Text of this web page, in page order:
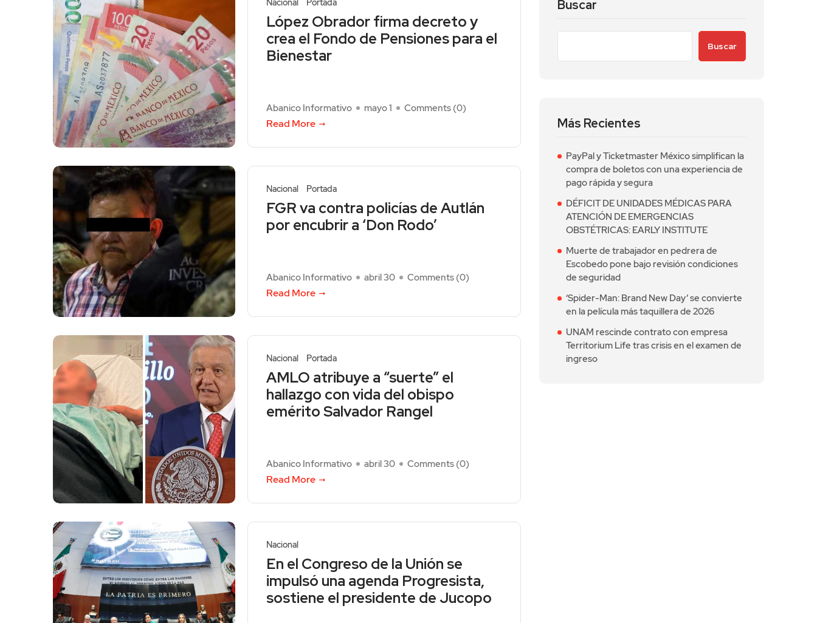
Nacional Portada
López Obrador firma decreto y
crea el Fondo de Pensiones para el
Bienestar
Abanico Informativo mayo 1 Comments (0)
Read More
Nacional Portada
FGR va contra policías de Autlán
por encubrir a ‘Don Rodo’
Abanico Informativo abril 30 Comments (0)
Read More
Nacional Portada
AMLO atribuye a “suerte” el
hallazgo con vida del obispo
emérito Salvador Rangel
Abanico Informativo abril 30 Comments (0)
Read More
Nacional
En el Congreso de la Unión se
impulsó una agenda Progresista,
sostiene el presidente de Jucopo
Buscar
Buscar
Más Recientes
PayPal y Ticketmaster México simplifican la
compra de boletos con una experiencia de
pago rápida y segura
DÉFICIT DE UNIDADES MÉDICAS PARA
ATENCIÓN DE EMERGENCIAS
OBSTÉTRICAS: EARLY INSTITUTE
Muerte de trabajador en pedrera de
Escobedo pone bajo revisión condiciones
de seguridad
‘Spider-Man: Brand New Day’ se convierte
en la película más taquillera de 2026
UNAM rescinde contrato con empresa
Territorium Life tras crisis en el examen de
ingreso